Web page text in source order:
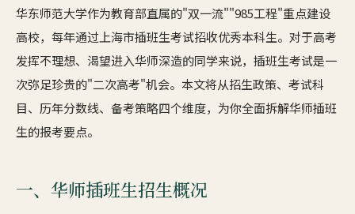
华东师范大学作为教育部直属的"双一流""985工程"重点建设
高校，每年通过上海市插班生考试招收优秀本科生。对于高考
发挥不理想、渴望进入华师深造的同学来说，插班生考试是一
次弥足珍贵的"二次高考"机会。本文将从招生政策、考试科
目、历年分数线、备考策略四个维度，为你全面拆解华师插班
生的报考要点。
一、华师插班生招生概况